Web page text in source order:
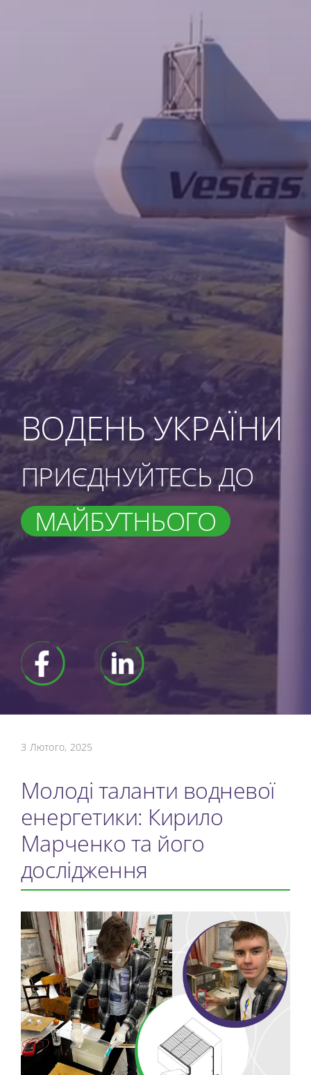
ВОДЕНЬ УКРАЇНИ
ПРИЄДНУЙТЕСЬ ДО
МАЙБУТНЬОГО
3 Лютого, 2025
Молоді таланти водневої
енергетики: Кирило
Марченко та його
дослідження